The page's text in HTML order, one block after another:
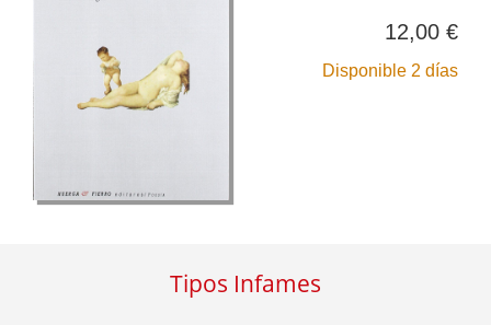
12,00 €
Disponible 2 días
Tipos Infames